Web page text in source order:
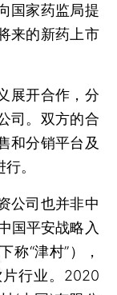
国家药监局提
来的新药上市
开合作，分
司。双方的合
和分销平台及
。
司也并非中
国平安战略入
称“津村”），
行业。2020